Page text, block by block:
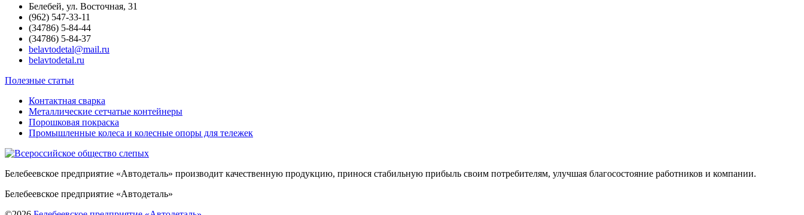
Белебей, ул. Восточная, 31
(962) 547-33-11
(34786) 5-84-44
(34786) 5-84-37
belavtodetal@mail.ru
belavtodetal.ru
Полезные статьи
Контактная сварка
Металлические сетчатые контейнеры
Порошковая покраска
Промышленные колеса и колесные опоры для тележек
Белебеевское предприятие «Автодеталь» производит качественную продукцию, принося стабильную прибыль своим потребителям, улучшая благосостояние работников и компании.
Белебеевское предприятие «Автодеталь»